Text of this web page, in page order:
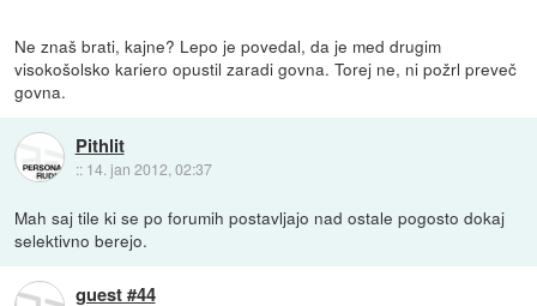
Ne znaš brati, kajne? Lepo je povedal, da je med drugim
visokošolsko kariero opustil zaradi govna. Torej ne, ni požrl preveč
govna.
Pithlit
:: 14. jan 2012, 02:37
Mah saj tile ki se po forumih postavljajo nad ostale pogosto dokaj
selektivno berejo.
guest #44